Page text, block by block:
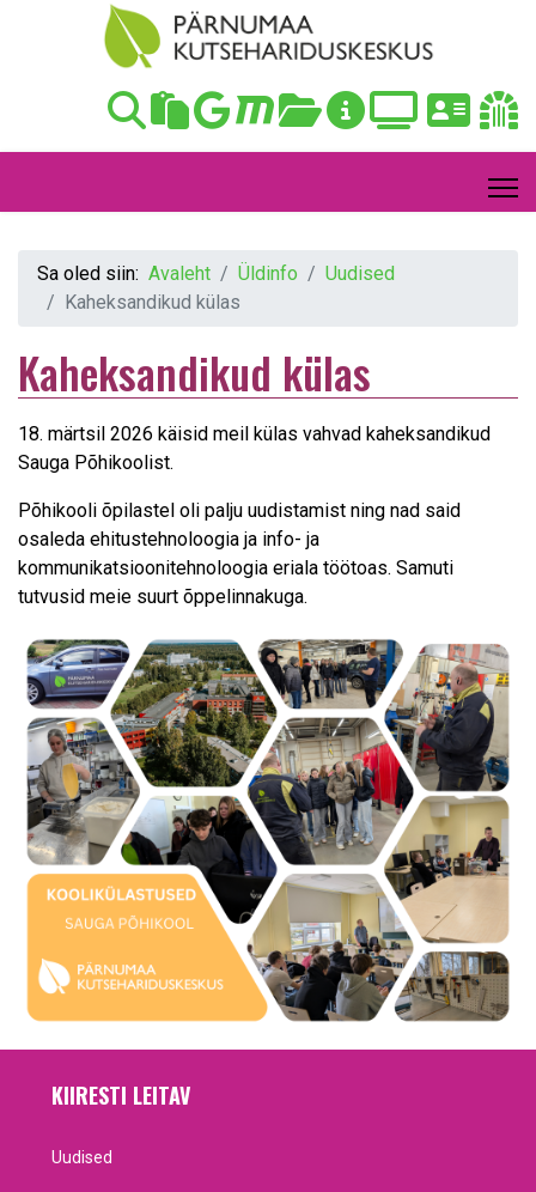
Sa oled siin: Avaleht Üldinfo
Uudised
Kaheksandikud külas
Kaheksandikud külas
18. märtsil 2026 käisid meil külas vahvad kaheksandikud
Sauga Põhikoolist.
Põhikooli õpilastel oli palju uudistamist ning nad said
osaleda ehitustehnoloogia ja info- ja
kommunikatsioonitehnoloogia eriala töötoas. Samuti
tutvusid meie suurt õppelinnakuga.
KIIRESTI LEITAV
Uudised